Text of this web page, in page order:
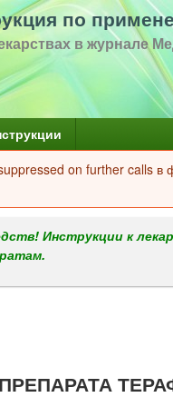
Перейти
к
содержанию
по
в журнале
on further calls в
Инструкции к